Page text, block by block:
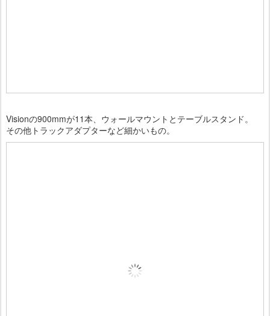
Visionの900mmが11本、ウォールマウントとテーブルスタンド。
その他トラックアダプターなど細かいもの。